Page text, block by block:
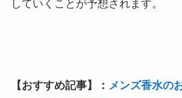
していくことが予想されます。
【おすすめ記事】： メンズ香水の